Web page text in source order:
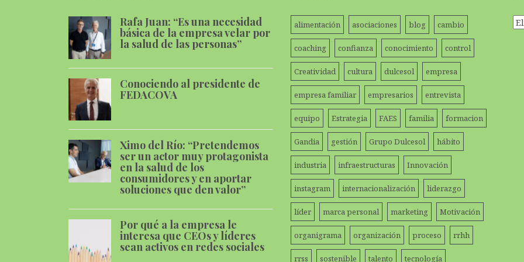
Rafa Juan: “Es una necesidad
básica de la empresa velar por
la salud de las personas”
Conociendo al presidente de
FEDACOVA
Ximo del Río: “Pretendemos
ser un actor muy protagonista
en la salud de los
consumidores y en aportar
soluciones que den valor”
Por qué a la empresa le
interesa que CEOs y líderes
sean activos en redes sociales
alimentación asociaciones blog cambio
coaching confianza conocimiento control
Creatividad cultura dulcesol empresa
empresa familiar empresarios entrevista
equipo Estrategia FAES familia formacion
Gandia gestión Grupo Dulcesol hábito
industria infraestructuras Innovación
instagram internacionalización liderazgo
líder marca personal marketing Motivación
organigrama organización proceso rrhh
rrss sostenible talento tecnología